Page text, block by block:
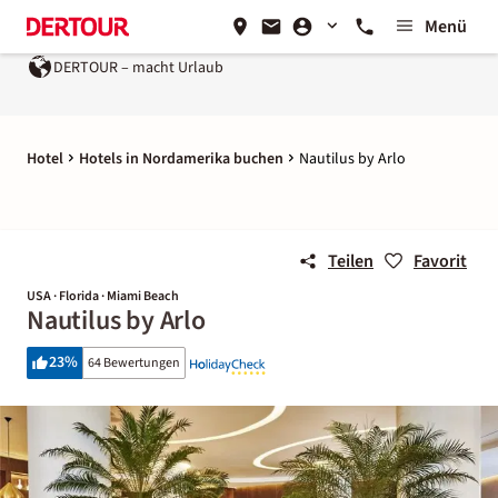
Menü
DERTOUR – macht Urlaub
Hotel Hotels in Nordamerika buchen Nautilus by Arlo
Teilen Favorit
USA · Florida · Miami Beach
Nautilus by Arlo
23% 64 Bewertungen